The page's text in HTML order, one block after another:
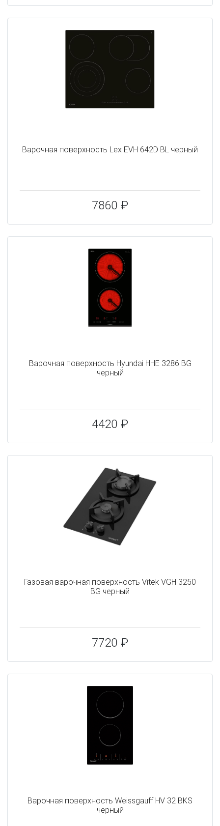
Варочная поверхность Lex EVH 642D BL черный
7860 ₽
Варочная поверхность Hyundai HHE 3286 BG
черный
4420 ₽
Газовая варочная поверхность Vitek VGH 3250
BG черный
7720 ₽
Варочная поверхность Weissgauff HV 32 BKS
черный